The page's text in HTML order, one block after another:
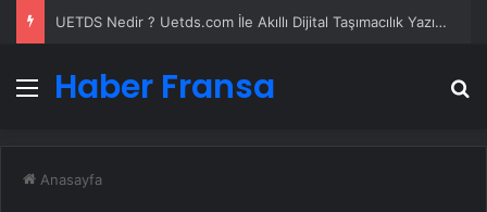
UETDS Nedir ? Uetds.com İle Akıllı Dijital Taşımacılık Yazılımı
Menü
Haber Fransa
Anasayfa